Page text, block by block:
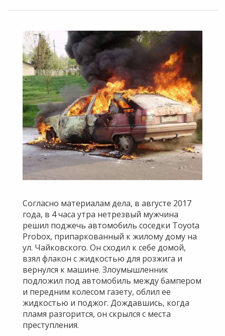
Согласно материалам дела, в августе 2017
года, в 4 часа утра нетрезвый мужчина
решил поджечь автомобиль соседки Toyota
Рrobох, припаркованный к жилому дому на
ул. Чайковского. Он сходил к себе домой,
взял флакон с жидкостью для розжига и
вернулся к машине. Злоумышленник
подложил под автомобиль между бампером
и передним колесом газету, облил ее
жидкостью и поджог. Дождавшись, когда
пламя разгорится, он скрылся с места
преступления.